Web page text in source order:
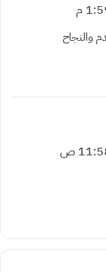
والنجاح